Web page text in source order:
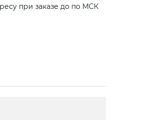
при заказе до по МСК